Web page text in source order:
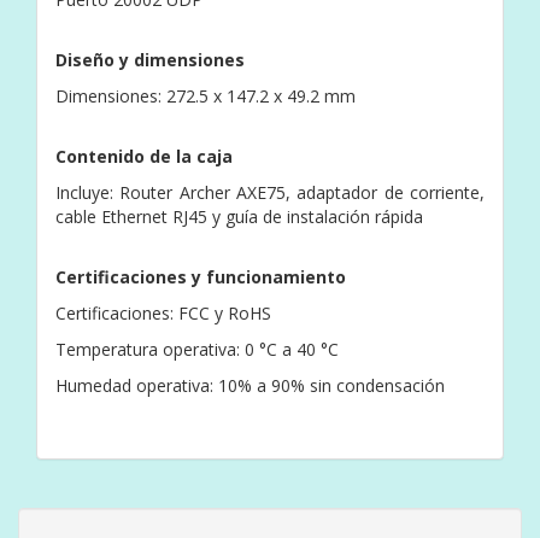
Diseño y dimensiones
Dimensiones: 272.5 x 147.2 x 49.2 mm
Contenido de la caja
Incluye: Router Archer AXE75, adaptador de corriente,
cable Ethernet RJ45 y guía de instalación rápida
Certificaciones y funcionamiento
Certificaciones: FCC y RoHS
Temperatura operativa: 0 °C a 40 °C
Humedad operativa: 10% a 90% sin condensación